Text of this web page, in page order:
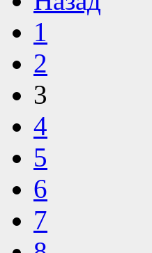
1
2
3
4
5
6
7